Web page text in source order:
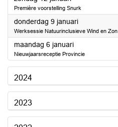
Première voorstelling Snurk
donderdag 9 januari2025
Werksessie Natuurinclusieve Wind en Zon
maandag 6 januari2025
Nieuwjaarsreceptie Provincie
2024
2023